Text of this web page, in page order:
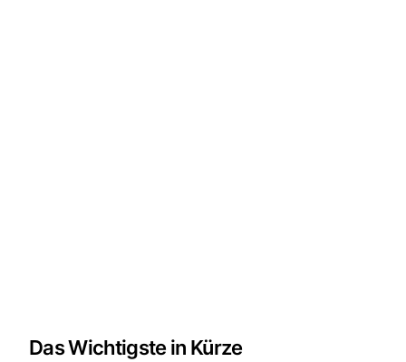
Das Wichtigste in Kürze